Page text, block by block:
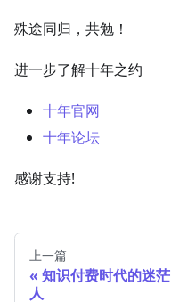
殊途同归，共勉！
进一步了解十年之约
十年官网
十年论坛
感谢支持!
上一篇
知识付费时代的迷茫
人